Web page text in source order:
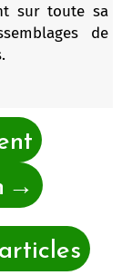
sur toute sa
de
→